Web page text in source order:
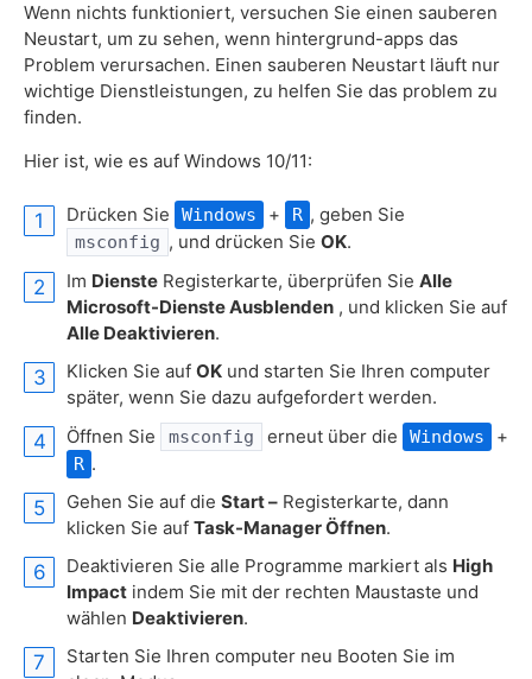
Wenn nichts funktioniert, versuchen Sie einen sauberen
Neustart, um zu sehen, wenn hintergrund-apps das
Problem verursachen. Einen sauberen Neustart läuft nur
wichtige Dienstleistungen, zu helfen Sie das problem zu
finden.
Hier ist, wie es auf Windows 10/11:
Drücken Sie Windows + R , geben Sie
msconfig , und drücken Sie OK.
Im Dienste Registerkarte, überprüfen Sie Alle
Microsoft-Dienste Ausblenden , und klicken Sie auf
Alle Deaktivieren.
Klicken Sie auf OK und starten Sie Ihren computer
später, wenn Sie dazu aufgefordert werden.
Öffnen Sie
msconfig erneut über die Windows +
R .
Gehen Sie auf die Start – Registerkarte, dann
klicken Sie auf Task-Manager Öffnen.
Deaktivieren Sie alle Programme markiert als High
Impact indem Sie mit der rechten Maustaste und
wählen Deaktivieren.
Starten Sie Ihren computer neu Booten Sie im